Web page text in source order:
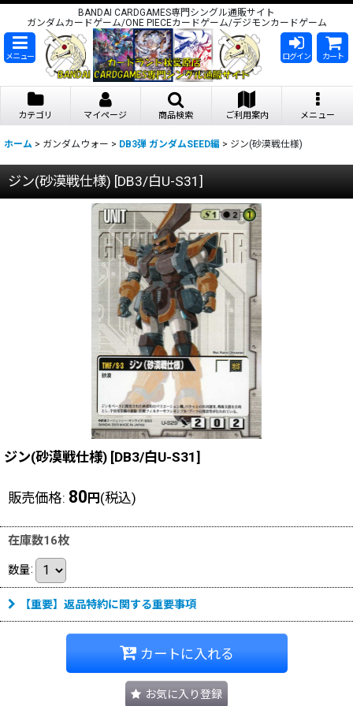
BANDAI CARDGAMES専門シングル通販サイト
ガンダムカードゲーム/ONE PIECEカードゲーム/デジモンカードゲーム
メニュー ログイン カート
カテゴリ マイページ 商品検索 ご利用案内 メニュー
ホーム > ガンダムウォー > DB3弾 ガンダムSEED編 > ジン(砂漠戦仕様)
ジン(砂漠戦仕様) [DB3/白U-S31 ]
ジン(砂漠戦仕様) [DB3/白U-S31]
販売価格: 80 円 (税込)
在庫数16枚
数量:
【重要】返品特約に関する重要事項
カートに入れる
お気に入り登録